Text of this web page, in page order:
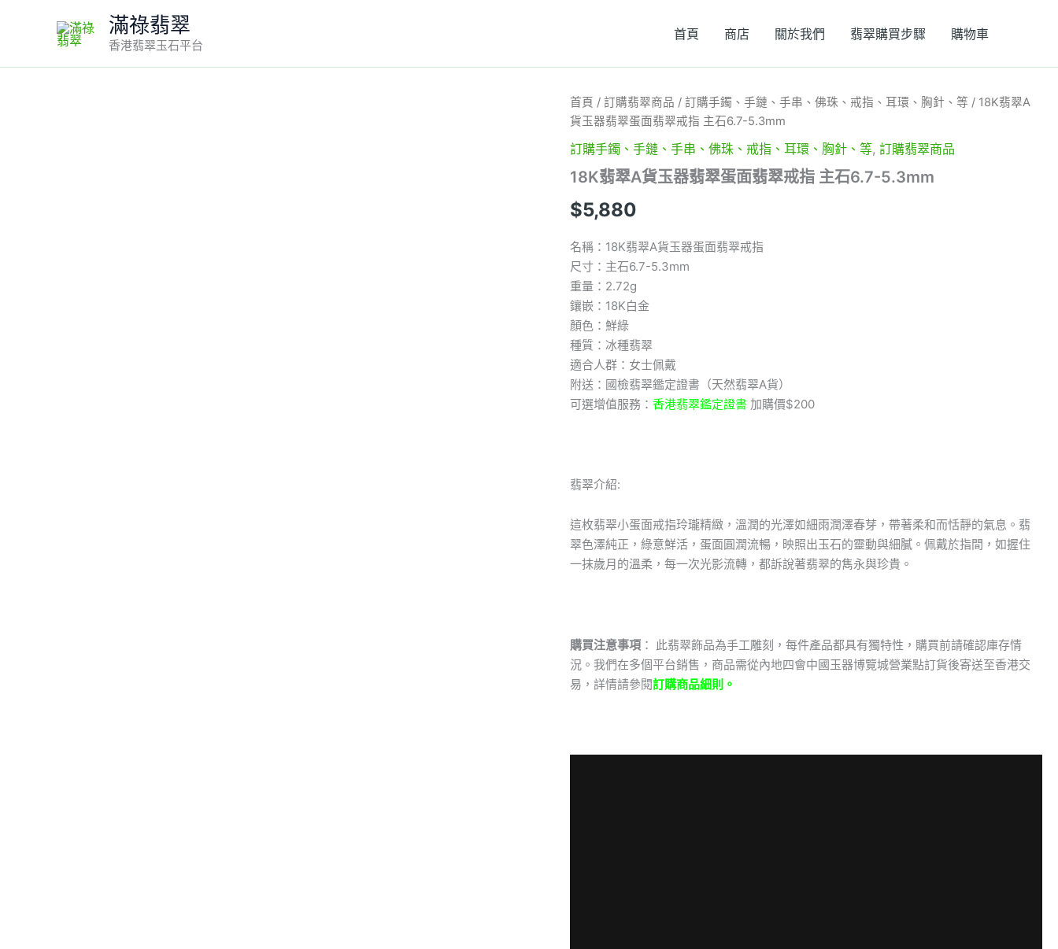
滿祿翡翠
香港翡翠玉石平台
首頁 商店 關於我們 翡翠購買步驟 購物車
首頁 /訂購翡翠商品 /訂購手鐲、手鏈、手串、佛珠、戒指、耳環、胸針、等 / 18K翡翠A
貨玉器翡翠蛋面翡翠戒指 主石6.7-5.3mm
訂購手鐲、手鏈、手串、佛珠、戒指、耳環、胸針、等,訂購翡翠商品
18K翡翠A貨玉器翡翠蛋面翡翠戒指 主石6.7-5.3mm
$5,880
名稱：18K翡翠A貨玉器蛋面翡翠戒指
尺寸：主石6.7-5.3mm
重量：2.72g
鑲嵌：18K白金
顏色：鮮綠
種質：冰種翡翠
適合人群：女士佩戴
附送：國檢翡翠鑑定證書（天然翡翠A貨）
可選增值服務：香港翡翠鑑定證書 加購價$200
翡翠介紹:
這枚翡翠小蛋面戒指玲瓏精緻，溫潤的光澤如細雨潤澤春芽，帶著柔和而恬靜的氣息。翡
翠色澤純正，綠意鮮活，蛋面圓潤流暢，映照出玉石的靈動與細膩。佩戴於指間，如握住
一抹歲月的溫柔，每一次光影流轉，都訴說著翡翠的雋永與珍貴。
購買注意事項 ： 此翡翠飾品為手工雕刻，每件產品都具有獨特性，購買前請確認庫存情
況。我們在多個平台銷售，商品需從內地四會中國玉器博覽城營業點訂貨後寄送至香港交
易，詳情請參閱訂購商品細則。
18K
翡
翠
A
玉
翡
蛋
面
翡
翠
戒
指
主
石
6.7-
5.3mm
數
量